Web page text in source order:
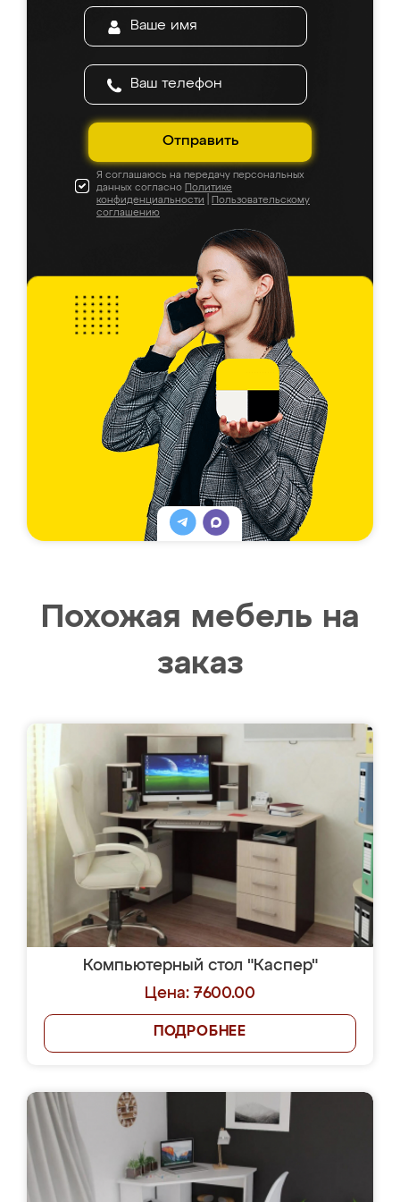
Отправить
Я соглашаюсь на передачу персональных
данных согласно Политике
конфиденциальности
Пользовательскому
соглашению
Похожая мебель на
заказ
Компьютерный стол "Каспер"
Цена: 7600.00
ПОДРОБНЕЕ